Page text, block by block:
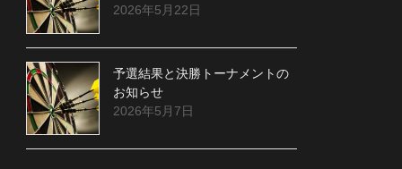
2026年5月22日
予選結果と決勝トーナメントの
お知らせ
2026年5月7日